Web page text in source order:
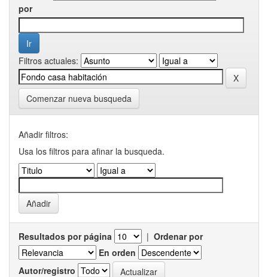
por
Filtros actuales:
Comenzar nueva busqueda
Añadir filtros:
Usa los filtros para afinar la busqueda.
Resultados por página | Ordenar por
En orden
Autor/registro